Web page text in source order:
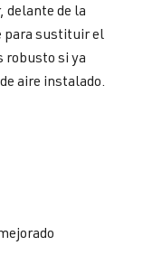
delante de la
para sustituir el
robusto si ya
aire instalado.